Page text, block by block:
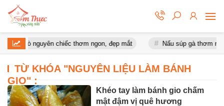
giò nguyên chiếc thơm ngon, đẹp mắt Nấu súp gà thơm
TỪ KHÓA "NGUYÊN LIỆU LÀM BÁNH
GIO" :
Khéo tay làm bánh gio chấm
mật đậm vị quê hương